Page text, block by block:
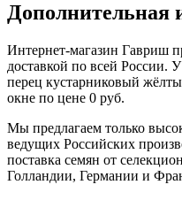
Дополнительная
Интернет-магазин Гавриш
доставкой по всей России.
перец кустарниковый
окне по цене 0 руб.
Мы предлагаем только
ведущих Российских
поставка семян от
Голландии, Германии и